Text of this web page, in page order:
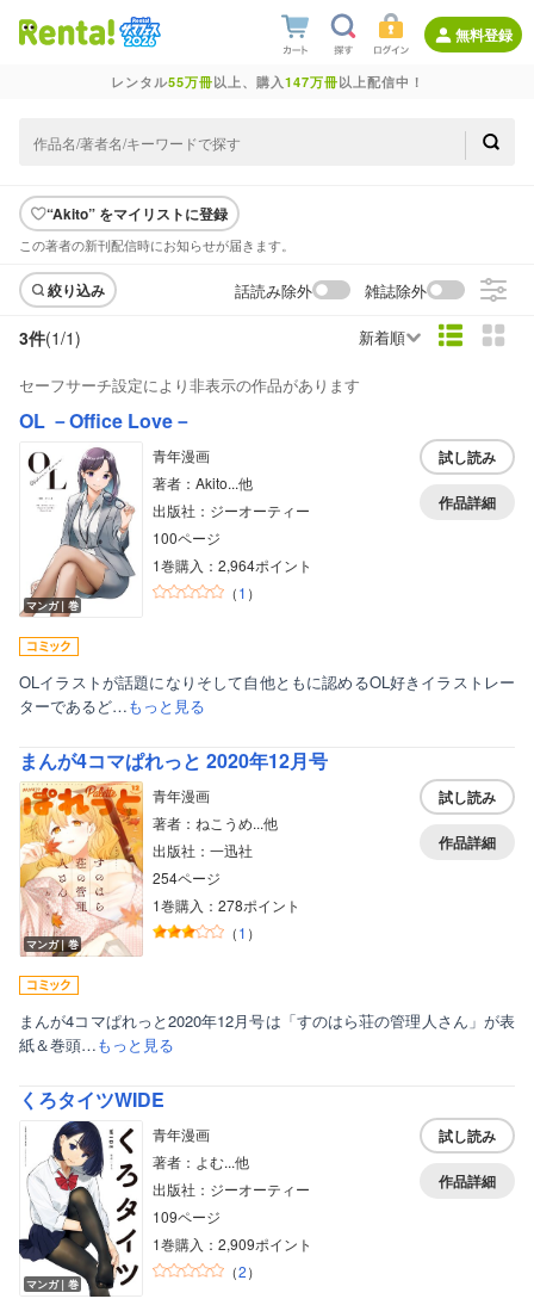
無料登録
レンタル55万冊以上、購入147万冊以上配信中！
“Akito” をマイリストに登録
この著者の新刊配信時にお知らせが届きます。
絞り込み 話読み除外 雑誌除外
3件(1/1) 新着順
セーフサーチ設定により非表示の作品があります
OL －Office Love－
マンガ｜巻
青年漫画
著者：Akito...他
出版社：ジーオーティー
100ページ
1巻購入：2,964ポイント
（1 ）
試し読み
作品詳細
OLイラストが話題になりそして自他ともに認めるOL好きイラストレー
ターであるど…もっと見る
まんが4コマぱれっと 2020年12月号
マンガ｜巻
青年漫画
著者：ねこうめ...他
出版社：一迅社
254ページ
1巻購入：278ポイント
（1 ）
試し読み
作品詳細
まんが4コマぱれっと2020年12月号は「すのはら荘の管理人さん」が表
紙＆巻頭…もっと見る
くろタイツWIDE
マンガ｜巻
青年漫画
著者：よむ...他
出版社：ジーオーティー
109ページ
1巻購入：2,909ポイント
（2）
試し読み
作品詳細
ボーイズラブ
ティーンズラブ
美女・美少女
女性写真集